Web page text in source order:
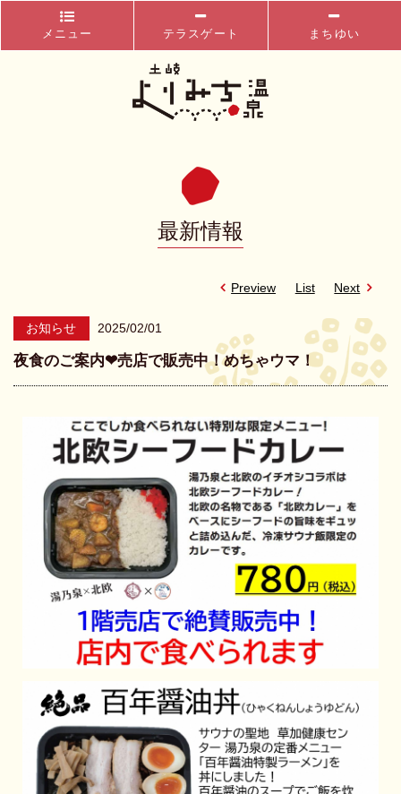
メニュー テラスゲート まちゆい
最新情報
Preview List Next
お知らせ 2025/02/01
夜食のご案内❤売店で販売中！めちゃウマ！